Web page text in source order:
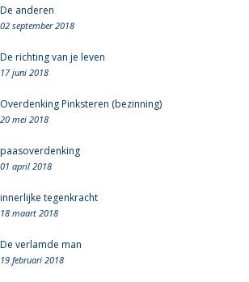
De anderen
02 september 2018
De richting van je leven
17 juni 2018
Overdenking Pinksteren (bezinning)
20 mei 2018
paasoverdenking
01 april 2018
innerlijke tegenkracht
18 maart 2018
De verlamde man
19 februari 2018